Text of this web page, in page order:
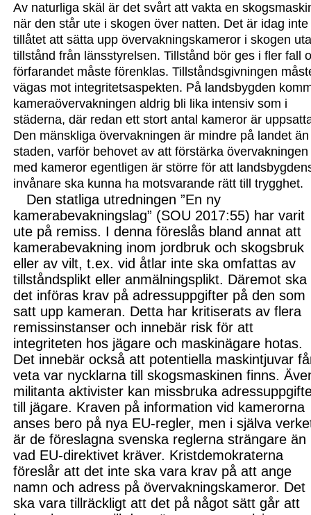
Av naturliga skäl är det svårt att vakta en
när den står ute i skogen över natten. Det är idag inte
tillåtet att sätta upp övervakningskameror i skogen
tillstånd från länsstyrelsen. Tillstånd bör ges i fler fall
förfarandet måste förenklas. Tillståndsgivningen
vägas mot integritetsaspekten. På landsbygden
kameraövervakningen aldrig bli lika intensiv som i
städerna, där redan ett stort antal kameror är
Den mänskliga övervakningen är mindre på landet
staden, varför behovet av attförstärka övervakningen
med kameror egentligen är större för att
invånare ska kunna ha motsvarande rätt till trygghet.
Den statliga utredningen ”En ny
kamerabevakningslag” (SOU 2017:55) har varit
ute på remiss. I denna föreslås bland annat att
kamerabevakning inom jordbruk och skogsbruk
eller av vilt, t.ex. vid åtlar inte ska omfattas av
tillståndsplikt eller anmälningsplikt. Däremot ska
det införas krav på adressuppgifter på den som
satt upp kameran. Detta har kritiserats av flera
remissinstanser och innebär risk för att
integriteten hos jägare och maskinägare hotas.
Det innebär också att potentiella maskintjuvar
veta var nycklarna till skogsmaskinen finns.
militanta aktivister kan missbruka
till jägare. Kraven på information vid kamerorna
anses bero på nya EU-regler, men i själva
är de föreslagna svenska reglerna strängare än
vad EU-direktivet kräver. Kristdemokraterna
föreslår att det inte ska vara krav på att ange
namn och adress på övervakningskameror. Det
ska vara tillräckligt att det på något sätt går att